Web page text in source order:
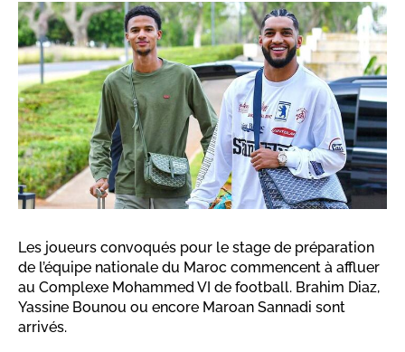
Les joueurs convoqués pour le stage de préparation
de l’équipe nationale du Maroc commencent à affluer
au Complexe Mohammed VI de football. Brahim Diaz,
Yassine Bounou ou encore Maroan Sannadi sont
arrivés.